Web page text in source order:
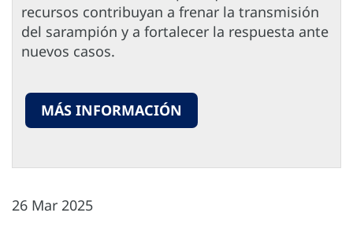
recursos contribuyan a frenar la transmisión
del sarampión y a fortalecer la respuesta ante
nuevos casos.
MÁS INFORMACIÓN
26 Mar 2025